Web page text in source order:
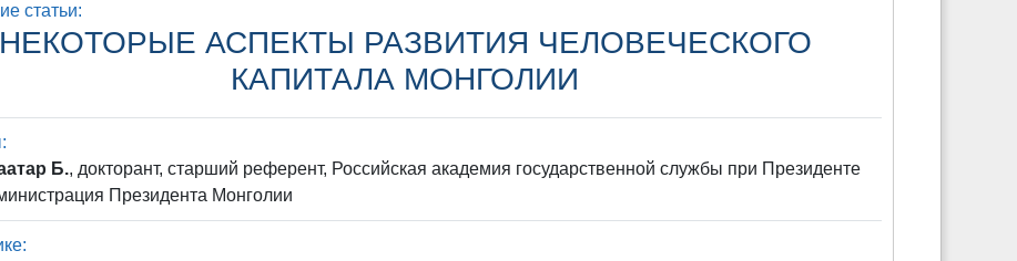
статьи:
НЕКОТОРЫЕ АСПЕКТЫ РАЗВИТИЯ ЧЕЛОВЕЧЕСКОГО
КАПИТАЛА МОНГОЛИИ
Б., докторант, старший референт, Российская академия государственной службы при Президенте
Президента Монголии